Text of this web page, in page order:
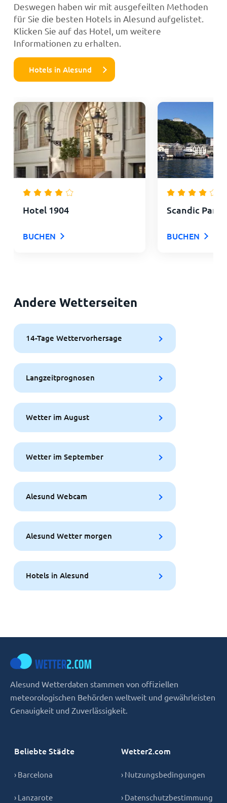
Deswegen haben wir mit ausgefeilten Methoden
für Sie die besten Hotels in Alesund aufgelistet.
Klicken Sie auf das Hotel, um weitere
Informationen zu erhalten.
Hotels in Alesund
Hotel 1904
BUCHEN
Scandic
BUCHEN
Andere Wetterseiten
14-Tage Wettervorhersage
Langzeitprognosen
Wetter im August
Wetter im September
Alesund Webcam
Alesund Wetter morgen
Hotels in Alesund
Alesund Wetterdaten stammen von offiziellen
meteorologischen Behörden weltweit und gewährleisten
Genauigkeit und Zuverlässigkeit.
Beliebte Städte
› Barcelona
› Lanzarote
Wetter2.com
› Nutzungsbedingungen
› Datenschutzbestimmung